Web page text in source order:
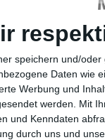
speichern und/
Daten wie
Werbung und
werden.
Mit
und Kenndaten
durch uns und